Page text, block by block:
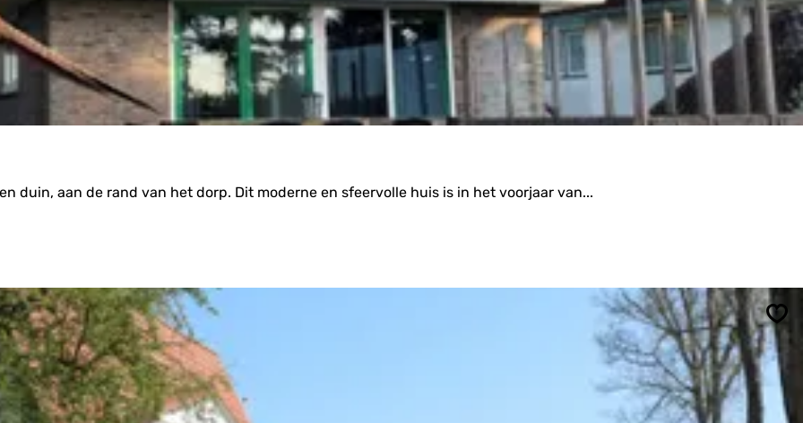
duin, aan de rand van het dorp. Dit moderne en sfeervolle huis is in het voorjaar van...